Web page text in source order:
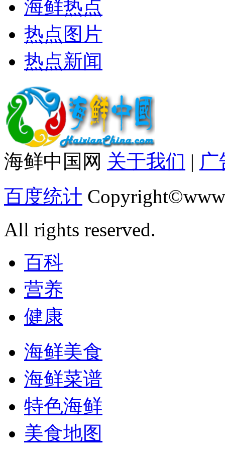
海鲜热点
热点图片
热点新闻
海鲜中国网 关于我们 | 广
百度统计
All rights reserved.
百科
营养
健康
海鲜美食
海鲜菜谱
特色海鲜
美食地图